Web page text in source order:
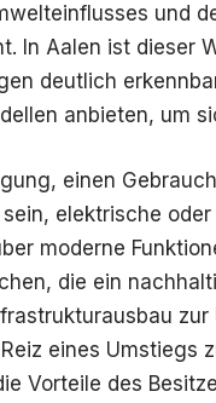
und
In Aalen ist dieser
deutlich
anbieten, um
einen
elektrische
moderne
die ein
eines Umstiegs
Vorteile des